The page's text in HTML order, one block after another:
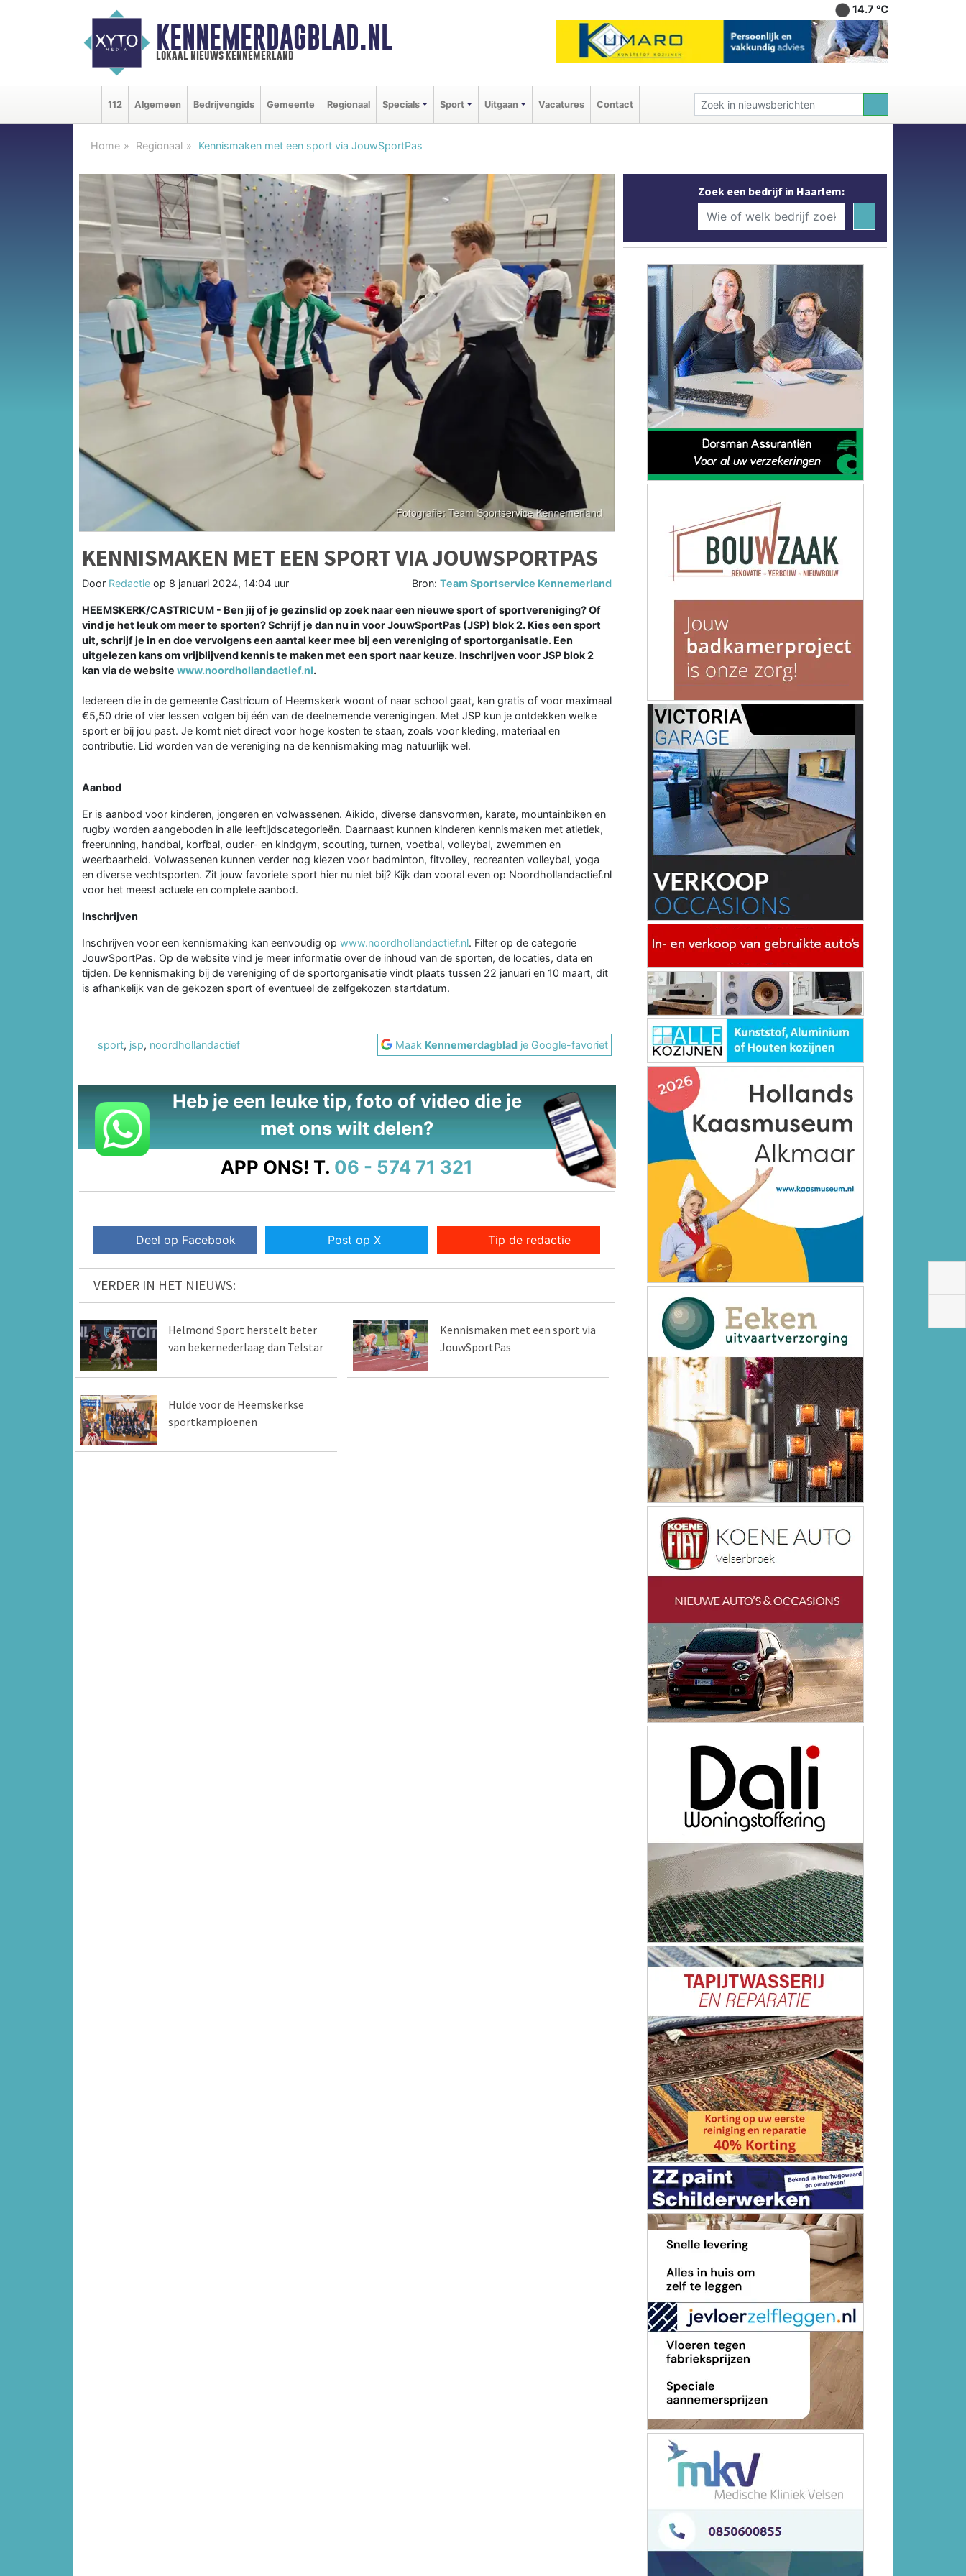
KENNEMERDAGBLAD.NL
lokaal nieuws kennemerland
14.7 ℃
112 Algemeen Bedrijvengids Gemeente Regionaal Specials Sport Uitgaan Vacatures Contact
Home Regionaal Kennismaken met een sport via JouwSportPas
KENNISMAKEN MET EEN SPORT VIA JOUWSPORTPAS
Door Redactie op 8 januari 2024, 14:04 uur Bron:Team Sportservice Kennemerland
HEEMSKERK/CASTRICUM - Ben jij of je gezinslid op zoek naar een nieuwe sport of sportvereniging? Of
vind je het leuk om meer te sporten? Schrijf je dan nu in voor JouwSportPas (JSP) blok 2. Kies een sport
uit, schrijf je in en doe vervolgens een aantal keer mee bij een vereniging of sportorganisatie. Een
uitgelezen kans om vrijblijvend kennis te maken met een sport naar keuze. Inschrijven voor JSP blok 2
kan via de website www.noordhollandactief.nl.
Iedereen die in de gemeente Castricum of Heemskerk woont of naar school gaat, kan gratis of voor maximaal
€5,50 drie of vier lessen volgen bij één van de deelnemende verenigingen. Met JSP kun je ontdekken welke
sport er bij jou past. Je komt niet direct voor hoge kosten te staan, zoals voor kleding, materiaal en
contributie. Lid worden van de vereniging na de kennismaking mag natuurlijk wel.
Aanbod
Er is aanbod voor kinderen, jongeren en volwassenen. Aikido, diverse dansvormen, karate, mountainbiken en
rugby worden aangeboden in alle leeftijdscategorieën. Daarnaast kunnen kinderen kennismaken met atletiek,
freerunning, handbal, korfbal, ouder- en kindgym, scouting, turnen, voetbal, volleybal, zwemmen en
weerbaarheid. Volwassenen kunnen verder nog kiezen voor badminton, fitvolley, recreanten volleybal, yoga
en diverse vechtsporten. Zit jouw favoriete sport hier nu niet bij? Kijk dan vooral even op Noordhollandactief.nl
voor het meest actuele en complete aanbod.
Inschrijven
Inschrijven voor een kennismaking kan eenvoudig op www.noordhollandactief.nl. Filter op de categorie
JouwSportPas. Op de website vind je meer informatie over de inhoud van de sporten, de locaties, data en
tijden. De kennismaking bij de vereniging of de sportorganisatie vindt plaats tussen 22 januari en 10 maart, dit
is afhankelijk van de gekozen sport of eventueel de zelfgekozen startdatum.
sport, jsp, noordhollandactief Maak Kennemerdagblad je Google-favoriet
Heb je een leuke tip, foto of video die je
met ons wilt delen?
APP ONS! T. 06 - 574 71 321
Deel op Facebook Post op X Tip de redactie
VERDER IN HET NIEUWS:
Helmond Sport herstelt beter
van bekernederlaag dan Telstar
Kennismaken met een sport via
JouwSportPas
Hulde voor de Heemskerkse
sportkampioenen
Zoek een bedrijf in Haarlem: